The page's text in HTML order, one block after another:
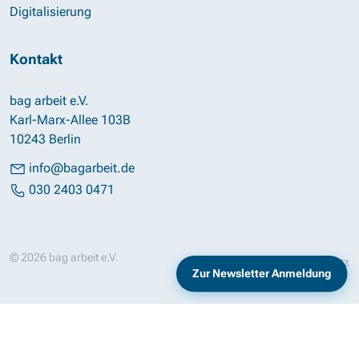
Digitalisierung
Kontakt
bag arbeit e.V.
Karl-Marx-Allee 103B
10243 Berlin
info@bagarbeit.de
030 2403 0471
© 2026 bag arbeit e.V. Datenschutz
Zur Newsletter Anmeldung